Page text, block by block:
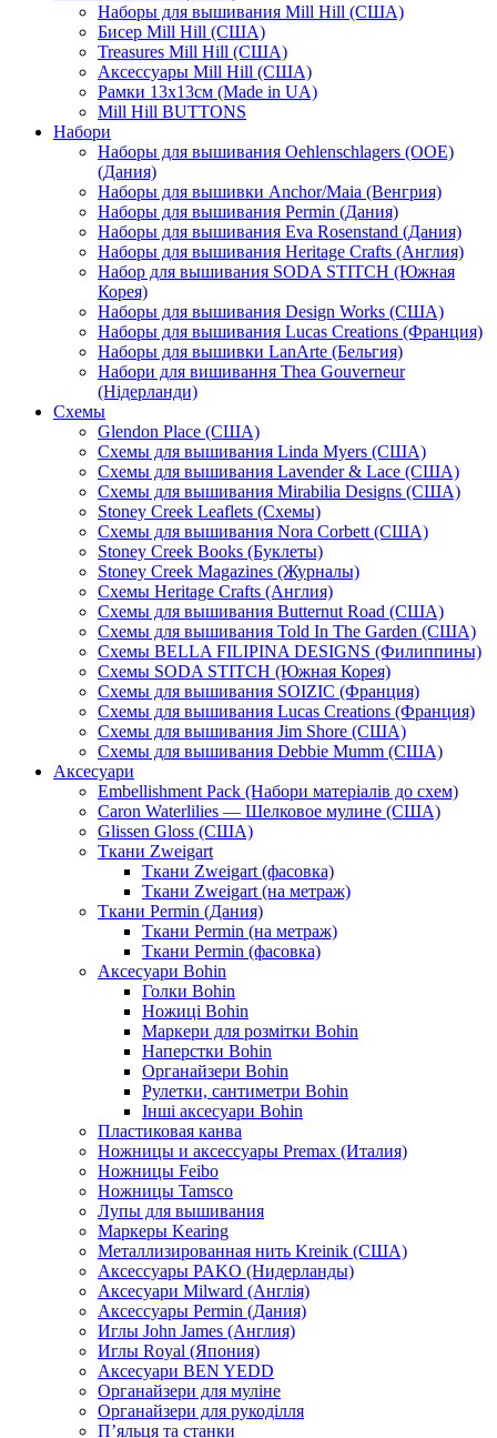
Наборы для вышивания Mill Hill (США)
Бисер Mill Hill (США)
Treasures Mill Hill (США)
Аксессуары Mill Hill (США)
Рамки 13х13см (Made in UA)
Mill Hill BUTTONS
Набори
Наборы для вышивания Oehlenschlagers (OOE)
(Дания)
Наборы для вышивки Anchor/Maia (Венгрия)
Наборы для вышивания Permin (Дания)
Наборы для вышивания Eva Rosenstand (Дания)
Наборы для вышивания Heritage Crafts (Англия)
Набор для вышивания SODA STITCH (Южная
Корея)
Наборы для вышивания Design Works (США)
Наборы для вышивания Lucas Creations (Франция)
Наборы для вышивки LanArte (Бельгия)
Набори для вишивання Thea Gouverneur
(Нідерланди)
Схемы
Glendon Place (США)
Схемы для вышивания Linda Myers (США)
Схемы для вышивания Lavender & Lace (США)
Схемы для вышивания Mirabilia Designs (США)
Stoney Creek Leaflets (Схемы)
Схемы для вышивания Nora Corbett (США)
Stoney Creek Books (Буклеты)
Stoney Creek Magazines (Журналы)
Схемы Heritage Crafts (Англия)
Схемы для вышивания Butternut Road (США)
Схемы для вышивания Told In The Garden (США)
Схемы BELLA FILIPINA DESIGNS (Филиппины)
Схемы SODA STITCH (Южная Корея)
Схемы для вышивания SOIZIC (Франция)
Схемы для вышивания Lucas Creations (Франция)
Схемы для вышивания Jim Shore (США)
Схемы для вышивания Debbie Mumm (США)
Аксесуари
Embellishment Pack (Набори матеріалів до схем)
Caron Waterlilies — Шелковое мулине (США)
Glissen Gloss (США)
Ткани Zweigart
Ткани Zweigart (фасовка)
Ткани Zweigart (на метраж)
Ткани Permin (Дания)
Ткани Permin (на метраж)
Ткани Permin (фасовка)
Аксесуари Bohin
Голки Bohin
Ножиці Bohin
Маркери для розмітки Bohin
Наперстки Bohin
Органайзери Bohin
Рулетки, сантиметри Bohin
Інші аксесуари Bohin
Пластиковая канва
Ножницы и аксессуары Premax (Италия)
Ножницы Feibo
Ножницы Tamsco
Лупы для вышивания
Маркеры Kearing
Металлизированная нить Kreinik (США)
Аксессуары PAKO (Нидерланды)
Аксесуари Milward (Англія)
Аксессуары Permin (Дания)
Иглы John James (Англия)
Иглы Royal (Япония)
Аксесуари BEN YEDD
Органайзери для муліне
Органайзери для рукоділля
П’яльця та станки